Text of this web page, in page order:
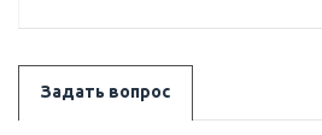
Задать вопрос